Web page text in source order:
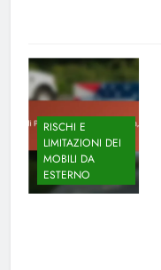
RISCHI E
LIMITAZIONI DEI
MOBILI DA
ESTERNO